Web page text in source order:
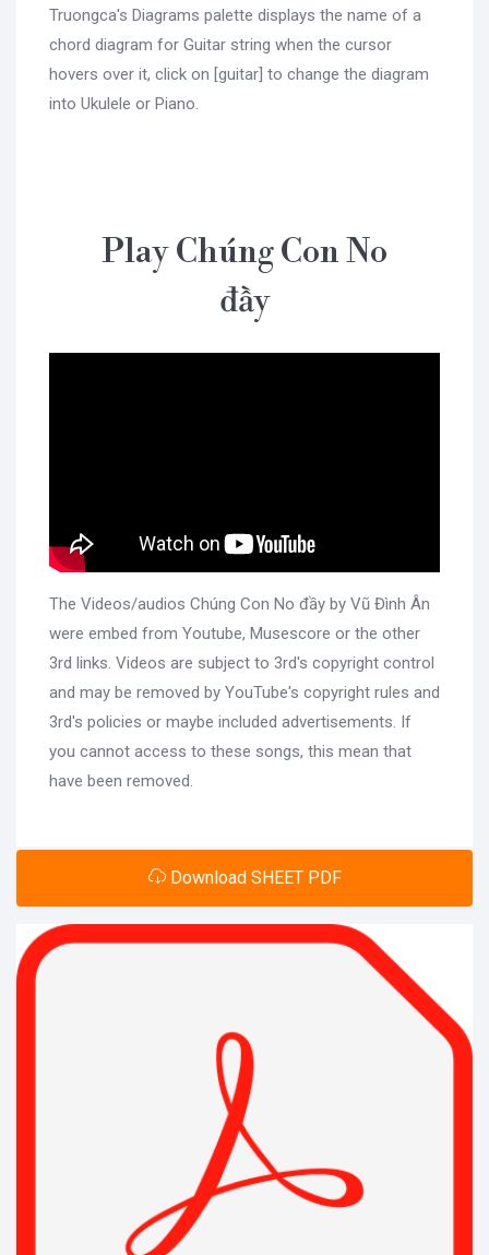
Truongca's Diagrams palette displays the name of a
chord diagram for Guitar string when the cursor
hovers over it, click on [guitar] to change the diagram
into Ukulele or Piano.
Play Chúng Con No
đầy
The Videos/audios Chúng Con No đầy by Vũ Đình Ân
were embed from Youtube, Musescore or the other
3rd links. Videos are subject to 3rd's copyright control
and may be removed by YouTube's copyright rules and
3rd's policies or maybe included advertisements. If
you cannot access to these songs, this mean that
have been removed.
Download SHEET PDF